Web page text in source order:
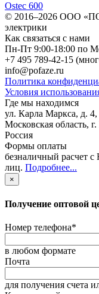
Ostec 600
© 2016–2026 ООО
электрики
Как связаться с нами
Пн-Пт 9:00-18:00 по
+7 495 789-42-15
info@pofaze.ru
Политика
Условия
Где мы находимся
ул. Карла Маркса, д.
Московская область,
Россия
Формы оплаты
безналичный расчет
лиц. Подробнее...
×
Получение оптовой
Номер телефона*
в любом формате
Почта
для получения счета